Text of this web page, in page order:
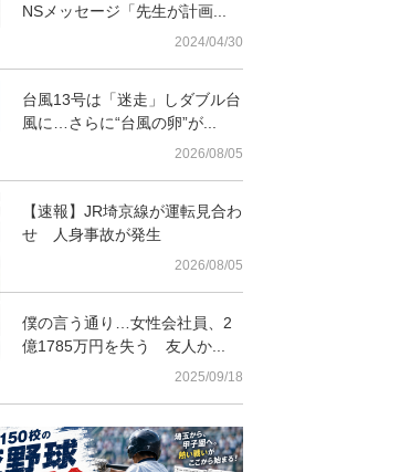
NSメッセージ「先生が計画...
2024/04/30
台風13号は「迷走」しダブル台
風に…さらに“台風の卵”が...
2026/08/05
【速報】JR埼京線が運転見合わ
せ 人身事故が発生
2026/08/05
僕の言う通り…女性会社員、2
億1785万円を失う 友人か...
2025/09/18